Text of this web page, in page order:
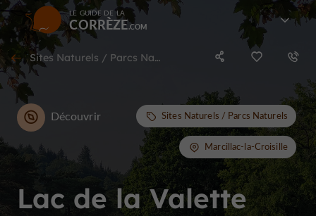
LE GUIDE DE LA
CORRÈZE
Sites Naturels / Parcs Naturels à Marcillac-la-Croisille
Lac de la Valette
Découvrir Sites Naturels / Parcs Naturels
Marcillac-la-Croisille